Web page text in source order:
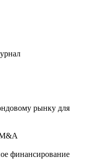
рынку для
финансирование